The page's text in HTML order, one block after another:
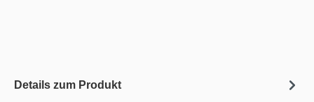
Details zum Produkt